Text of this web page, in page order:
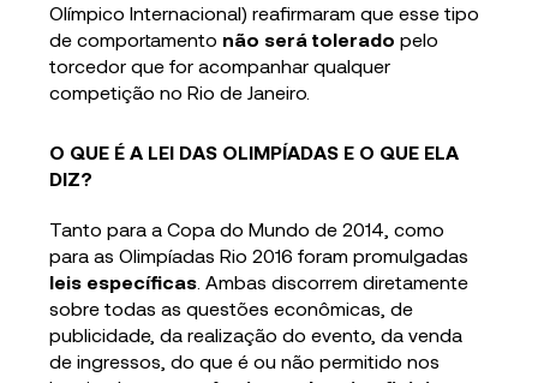
Olímpico Internacional) reafirmaram que esse tipo
de comportamento não será tolerado pelo
torcedor que for acompanhar qualquer
competição no Rio de Janeiro.
O QUE É A LEI DAS OLIMPÍADAS E O QUE ELA
DIZ?
Tanto para a Copa do Mundo de 2014, como
para as Olimpíadas Rio 2016 foram promulgadas
leis específicas . Ambas discorrem diretamente
sobre todas as questões econômicas, de
publicidade, da realização do evento, da venda
de ingressos, do que é ou não permitido nos